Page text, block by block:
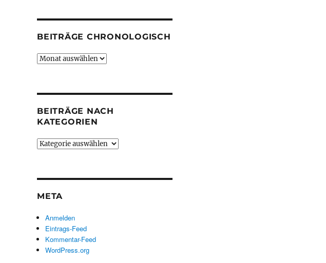
BEITRÄGE CHRONOLOGISCH
Beiträge
BEITRÄGE NACH
KATEGORIEN
Beiträge
META
Anmelden
Eintrags-Feed
Kommentar-Feed
WordPress.org